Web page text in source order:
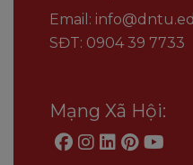
Email:
SĐT: 0904 39 7733
Mạng Xã Hội: